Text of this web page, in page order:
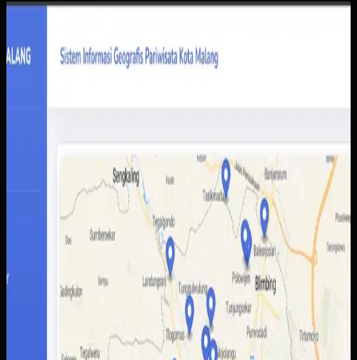
Sistem Informasi Geografis Pariwisata Kota Malang
Informasi destinasi wisata tersebar di berbagai sumber
dengan kualitas data yang tidak selalu konsisten.
Akibatnya wisatawan sulit membandingkan pilihan,
sementara pengelola daerah kesulitan menampilkan
potensi wisata secara lebih utuh.
Kami membangun peta interaktif berbasis web dengan
data lokasi, kategori destinasi, dan detail tempat yang
lebih mudah dibaca pengguna. Admin juga mendapatkan
alur pengelolaan data yang lebih rapi untuk memperbarui
informasi wisata tanpa bergantung pada banyak kanal